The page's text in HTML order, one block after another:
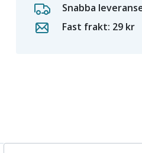
Snabba
Fast frakt: 29 kr